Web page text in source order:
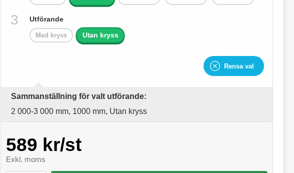
Utförande
Med kryss Utan kryss
Rensa val
Sammanställning för valt utförande:
2 000-3 000 mm, 1000 mm, Utan kryss
589 kr/st
Exkl. moms